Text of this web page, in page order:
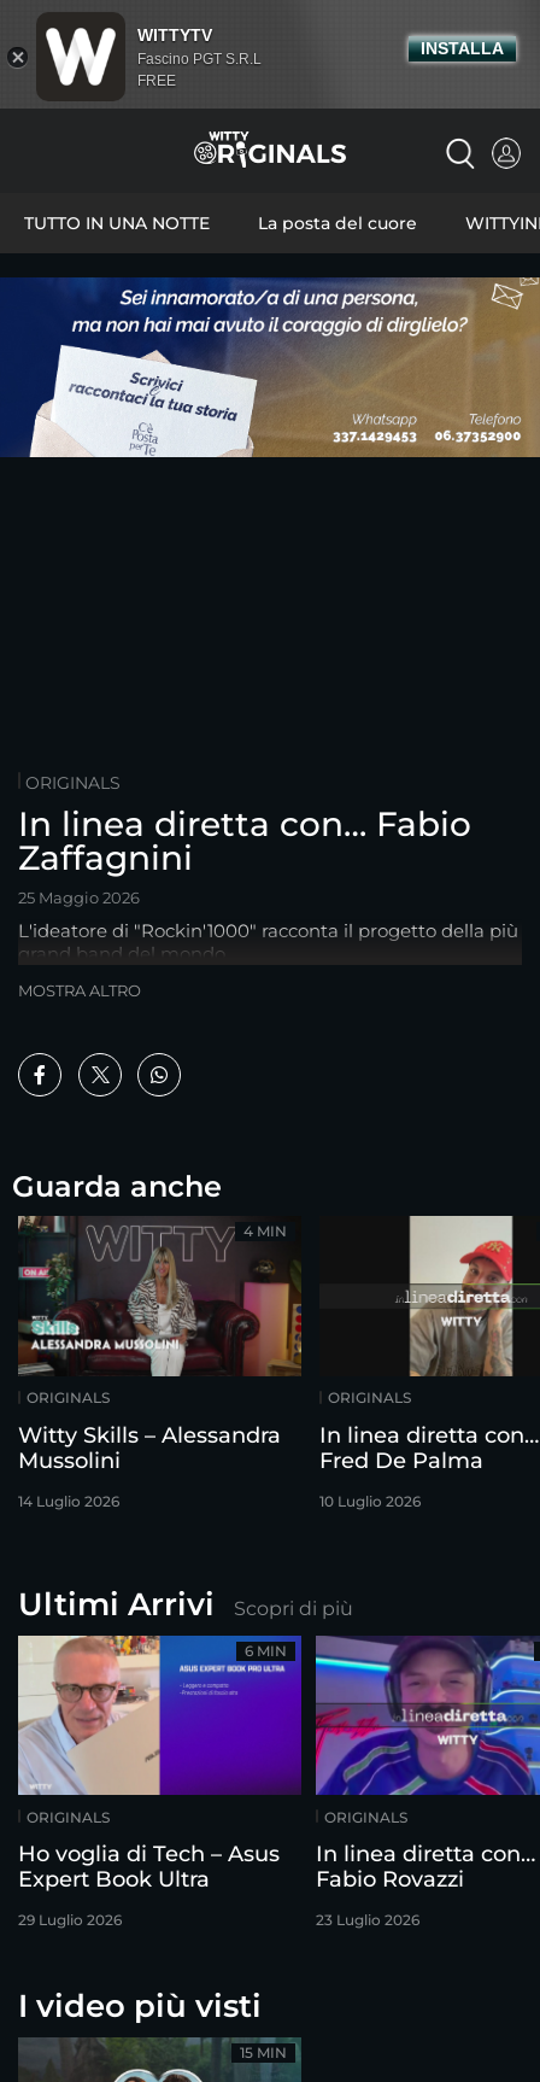
TUTTO IN UNA NOTTE La posta del cuore
ORIGINALS
In linea diretta con… Fabio
Zaffagnini
25 Maggio 2026
L'ideatore di "Rockin'1000" racconta il progetto della più
grand band del mondo
MOSTRA ALTRO
Guarda anche
ORIGINALS
Witty Skills – Alessandra
Mussolini
14 Luglio 2026
4 MIN
ORIGINALS
In linea diretta con…
Fred De Palma
10 Luglio 2026
Ultimi Arrivi Scopri di più
ORIGINALS
Ho voglia di Tech – Asus
Expert Book Ultra
29 Luglio 2026
6 MIN
ORIGINALS
In linea diretta con…
Fabio Rovazzi
23 Luglio 2026
I video più visti
15 MIN
WITTYTV
Fascino PGT S.R.L
FREE
INSTALLA